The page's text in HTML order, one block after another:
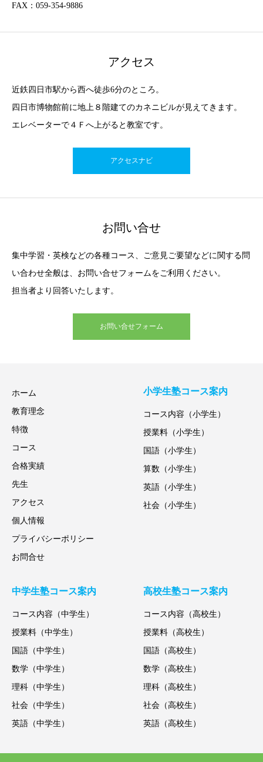
FAX：059-354-9886
アクセス
近鉄四日市駅から西へ徒歩6分のところ。
四日市博物館前に地上８階建てのカネニビルが見えてきます。
エレベーターで４Ｆへ上がると教室です。
アクセスナビ
お問い合せ
集中学習・英検などの各種コース、ご意見ご要望などに関する問
い合わせ全般は、お問い合せフォームをご利用ください。
担当者より回答いたします。
お問い合せフォーム
ホーム
教育理念
特徴
コース
合格実績
先生
アクセス
個人情報
プライバシーポリシー
お問合せ
小学生塾コース案内
コース内容（小学生）
授業料（小学生）
国語（小学生）
算数（小学生）
英語（小学生）
社会（小学生）
中学生塾コース案内
コース内容（中学生）
授業料（中学生）
国語（中学生）
数学（中学生）
理科（中学生）
社会（中学生）
英語（中学生）
高校生塾コース案内
コース内容（高校生）
授業料（高校生）
国語（高校生）
数学（高校生）
理科（高校生）
社会（高校生）
英語（高校生）